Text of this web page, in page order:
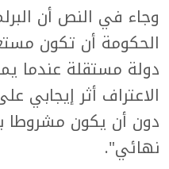
وجاء في النص أن
الحكومة أن تكون
دولة مستقلة عندما
الاعتراف أثر إيجابي
دون أن يكون مشروطا
نهائي".